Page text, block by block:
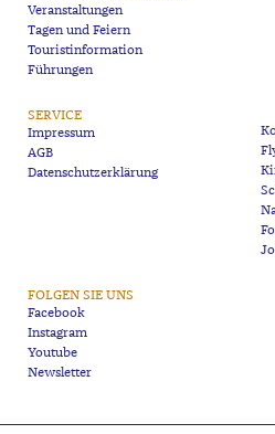
Veranstaltungen
Tagen und Feiern
Touristinformation
Führungen
SERVICE
Impressum
AGB
Datenschutzerklärung
FOLGEN SIE UNS
Facebook
Instagram
Youtube
Newsletter